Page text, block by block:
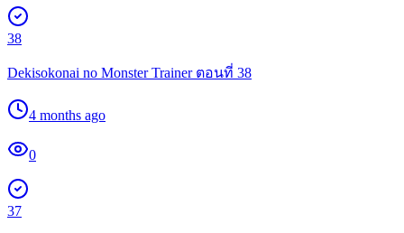
38
Dekisokonai no Monster Trainer ตอนที่ 38
4 months ago
0
37